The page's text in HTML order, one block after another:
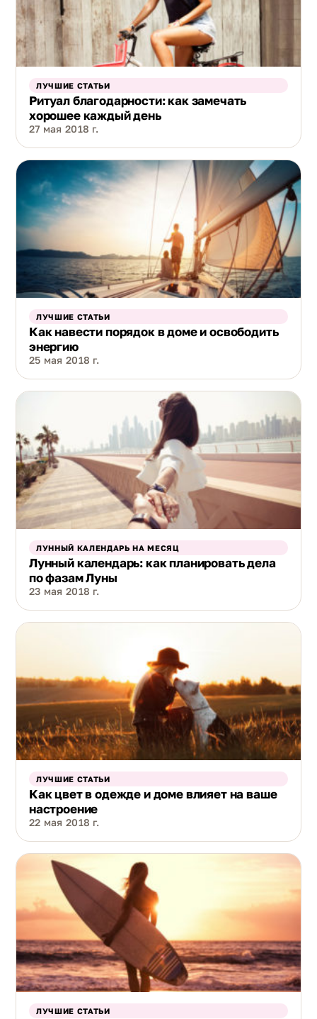
ЛУЧШИЕ СТАТЬИ
Ритуал благодарности: как замечать
хорошее каждый день
27 мая 2018 г.
ЛУЧШИЕ СТАТЬИ
Как навести порядок в доме и освободить
энергию
25 мая 2018 г.
ЛУННЫЙ КАЛЕНДАРЬ НА МЕСЯЦ
Лунный календарь: как планировать дела
по фазам Луны
23 мая 2018 г.
ЛУЧШИЕ СТАТЬИ
Как цвет в одежде и доме влияет на ваше
настроение
22 мая 2018 г.
ЛУЧШИЕ СТАТЬИ